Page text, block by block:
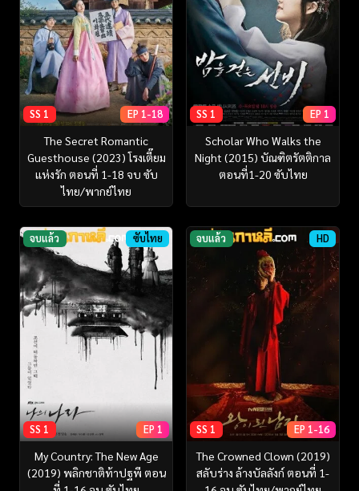
SS 1 EP 1-18
The Secret Romantic
Guesthouse (2023) โรงเตี๊ยม
แห่งรัก ตอนที่ 1-18 จบ ซับ
ไทย/พากย์ไทย
SS 1 EP 1
Scholar Who Walks the
Night (2015) บัณฑิตรัตติกาล
ตอนที่1-20 ซับไทย
จบแล้ว ซับไทย
SS 1 EP 1
My Country: The New Age
(2019) พลิกชาติท้าปฐพี ตอน
จบแล้ว HD
SS 1 EP 1-16
The Crowned Clown (2019)
สลับร่าง ล้างบัลลังก์ ตอนที่ 1-